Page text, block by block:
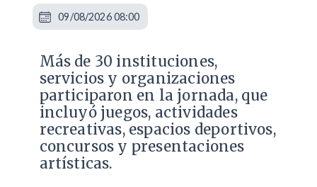
Más de 30 instituciones,
servicios y organizaciones
participaron en la jornada, que
incluyó juegos, actividades
recreativas, espacios deportivos,
concursos y presentaciones
artísticas.
09/08/2026 08:00